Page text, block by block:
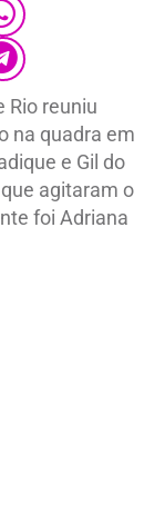
Rio reuniu
na quadra em
e Gil do
agitaram o
foi Adriana